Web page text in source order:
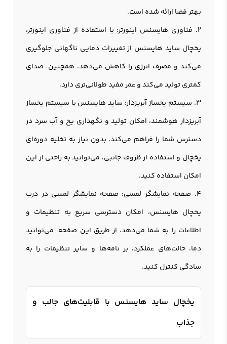
بهتر فضا ارائه شده است.
2. فناوری هایسنس اینورتر: با استفاده از فناوری اینورتر،
یخچال ساید هایسنس از تغییرات دمایی ناگهانی جلوگیری
می‌کند و مصرف انرژی را کاهش می‌دهد. همچنین، صدای
کمتری تولید می‌کند و عمر مفید طولانی‌تری دارد.
3. سیستم یخساز آبریزدار: سايد هايسنس با سیستم یخساز
آبریزدار هوشمند، امکان تولید و نگهداری یخ و آب سرد در
دسترس شما را فراهم می‌کند. بدون نیاز به تخلیه دوره‌ای
یخچال و استفاده از ظروف جانبی، می‌توانید به راحتی از این
امکان استفاده کنید.
4. صفحه نمایشگر لمسی: صفحه نمایشگر لمسی در درب
يخچال هايسنس، امکان دسترسی سریع به تنظیمات و
اطلاعات را به شما می‌دهد. از طریق این صفحه، می‌توانید
دما، حالت‌های عملکرد، بر نامه‌ها و سایر تنظیمات را به
سادگی کنترل کنید.
یخچال ساید هایسنس با قابلیت‌های جالب و
جذاب